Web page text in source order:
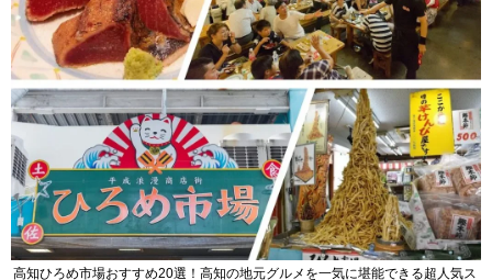
高知ひろめ市場おすすめ20選！高知の地元グルメを一気に堪能できる超人気ス